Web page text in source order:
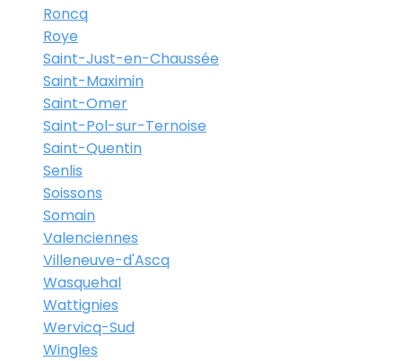
Roncq
Roye
Saint-Just-en-Chaussée
Saint-Maximin
Saint-Omer
Saint-Pol-sur-Ternoise
Saint-Quentin
Senlis
Soissons
Somain
Valenciennes
Villeneuve-d'Ascq
Wasquehal
Wattignies
Wervicq-Sud
Wingles